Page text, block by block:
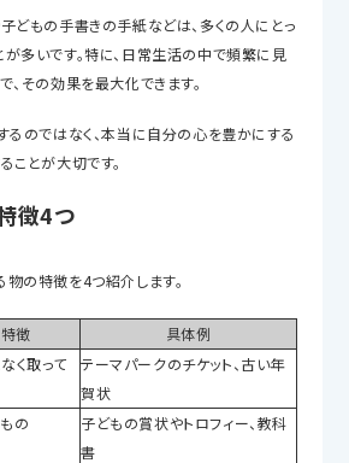
どもの手書きの手紙などは、多くの人にとっ
多いです。特に、日常生活の中で頻繁に見
、その効果を最大化できます。
るのではなく、本当に自分の心を豊かにする
ことが大切です。
徴4つ
の特徴を4つ紹介します。
徴
具体例
く取って
テーマパークのチケット、古い年
賀状
の
子どもの賞状やトロフィー、教科
書